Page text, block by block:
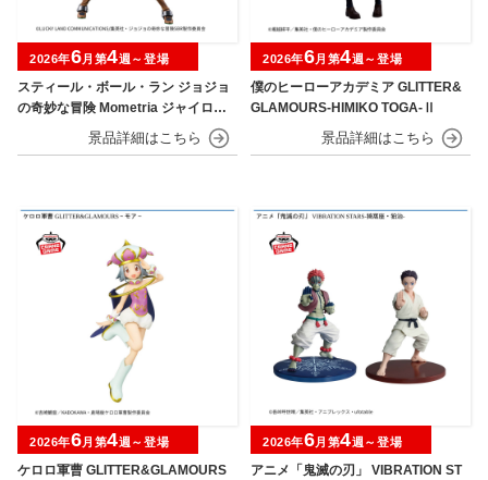
スティール・ボール・ラン ジョジョ
の奇妙な冒険 Mometria ジャイロ・
2026年6月第4週～登場
僕のヒーローアカデミア GLITTER&
GLAMOURS-HIMIKO TOGA-Ⅱ
2026年6月第4週～登場
ケロロ軍曹 GLITTER&GLAMOURS
2026年6月第4週～登場
アニメ「鬼滅の刃」 VIBRATION ST
2026年6月第4週～登場